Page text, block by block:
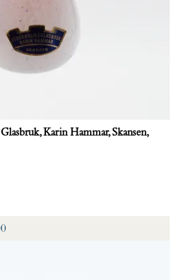
Karin Hammar, Skansen,